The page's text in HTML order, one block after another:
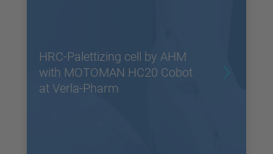
HRC-Palettizing cell by AHM
with MOTOMAN HC20 Cobot
at Verla-Pharm